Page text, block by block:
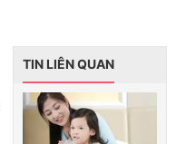
TIN LIÊN QUAN